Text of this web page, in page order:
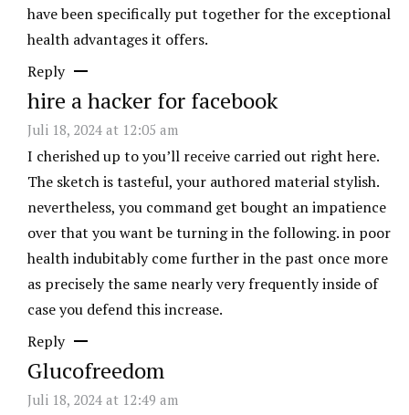
have been specifically put together for the exceptional
health advantages it offers.
Reply
hire a hacker for facebook
Juli 18, 2024 at 12:05 am
I cherished up to you’ll receive carried out right here.
The sketch is tasteful, your authored material stylish.
nevertheless, you command get bought an impatience
over that you want be turning in the following. in poor
health indubitably come further in the past once more
as precisely the same nearly very frequently inside of
case you defend this increase.
Reply
Glucofreedom
Juli 18, 2024 at 12:49 am